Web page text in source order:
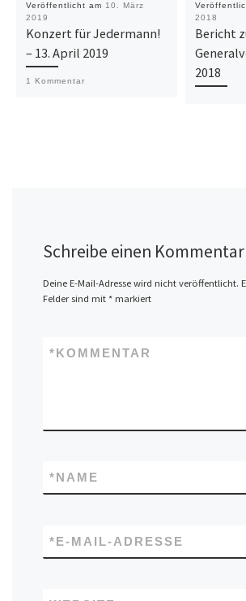
Veröffentlicht am 10. März
2019
Konzert für Jedermann!
– 13. April 2019
1 Kommentar
2018
Bericht
2018
Schreibe einen Kommentar
Deine E-Mail-Adresse wird nicht veröffentlicht.
Felder sind mit *markiert
KOMMENTAR
*
NAME
*
E-MAIL-ADRESSE
*